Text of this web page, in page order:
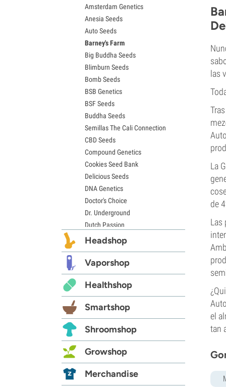
las
La
de
Las
el
tan
Semillas de Bruce Banner
Semillas de Gelato
Semillas de Sour Diesel
Semillas de Jack Herer
Semillas de Girl Scout Cookies
Semillas de Wedding Cake
Semillas de Zkittlez
Semillas de Pineapple Express
Semillas de Chemdawg
Semillas de Hindu Kush
Semillas de Mimosa
Amsterdam Genetics
Anesia Seeds
Auto Seeds
Barney's Farm
Big Buddha Seeds
Blimburn Seeds
Bomb Seeds
BSB Genetics
BSF Seeds
Buddha Seeds
Semillas The Cali Connection
CBD Seeds
Compound Genetics
Cookies Seed Bank
Delicious Seeds
DNA Genetics
Doctor's Choice
Dr. Underground
Dutch Passion
Elite Seeds
Exotic Seed
Expert Seeds
FastBuds
Female Seeds
French Touch Seeds
Garden of Green
GeneSeeds
G13 Labs
Grass-O-Matic
Headshop
Vaporshop
Healthshop
Smartshop
Shroomshop
Growshop
Merchandise